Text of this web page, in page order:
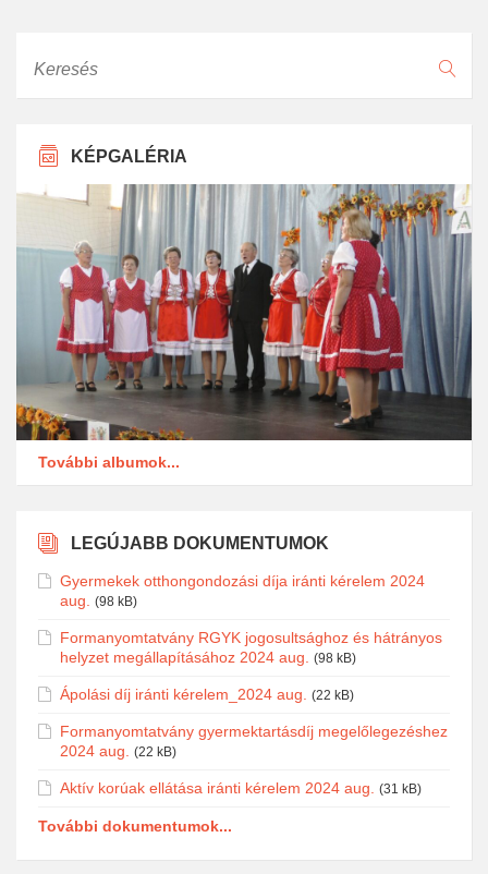
KÉPGALÉRIA
További albumok...
LEGÚJABB DOKUMENTUMOK
Gyermekek otthongondozási díja iránti kérelem 2024
aug.
(98 kB)
Formanyomtatvány RGYK jogosultsághoz és hátrányos
helyzet megállapításához 2024 aug.
(98 kB)
Ápolási díj iránti kérelem_2024 aug. (22 kB)
Formanyomtatvány gyermektartásdíj megelőlegezéshez
2024 aug.
(22 kB)
Aktív korúak ellátása iránti kérelem 2024 aug. (31 kB)
További dokumentumok...